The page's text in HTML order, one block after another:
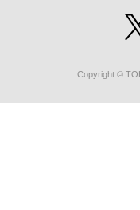
Copyright ©